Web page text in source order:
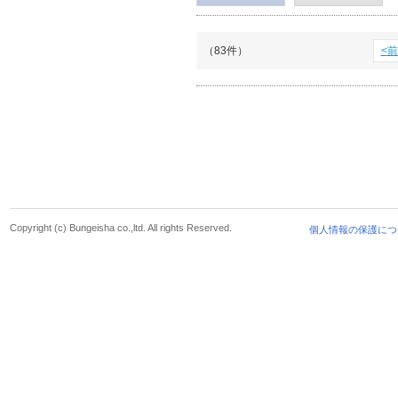
（83件） <
個人情報の保護に
Copyright (c) Bungeisha co.,ltd. All rights Reserved.